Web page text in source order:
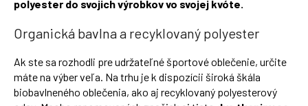
polyester do svojich výrobkov vo svojej kvóte.
Organická bavlna a recyklovaný polyester
Ak ste sa rozhodli pre udržateľné športové oblečenie, určite
máte na výber veľa. Na trhu je k dispozícii široká škála
biobavlneného oblečenia, ako aj recyklovaný polyesterový